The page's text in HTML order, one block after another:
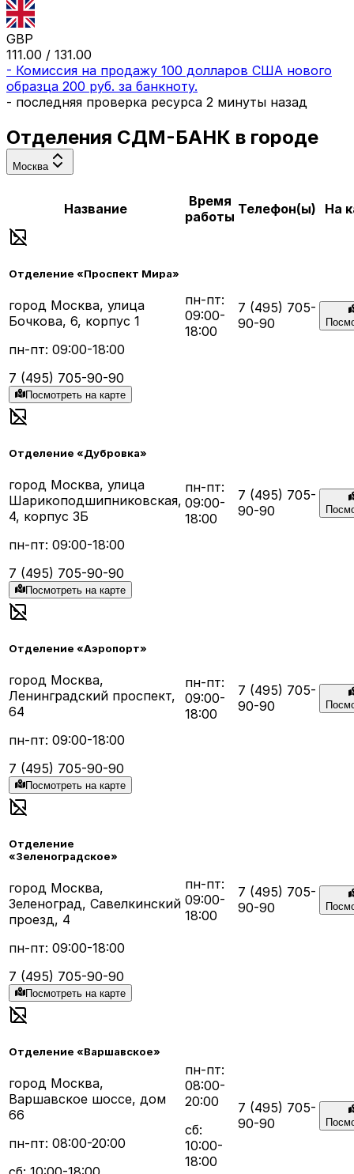
GBP
111.00 / 131.00
- Комиссия на продажу 100 долларов США нового
образца 200 руб. за банкноту.
- последняя проверка ресурса 2 минуты назад
Отделения СДМ-БАНК в городе
Москва
Название
Время
работы Телефон(ы) На
Отделение «Проспект Мира»
город Москва, улица
Бочкова, 6, корпус 1
пн-пт: 09:00-18:00
7 (495) 705-90-90
Посмотреть на карте
пн-пт:
09:00-
18:00
7 (495) 705-
90-90
Отделение «Дубровка»
город Москва, улица
Шарикоподшипниковская,
4, корпус 3Б
пн-пт: 09:00-18:00
7 (495) 705-90-90
Посмотреть на карте
пн-пт:
09:00-
18:00
7 (495) 705-
90-90
Отделение «Аэропорт»
город Москва,
Ленинградский проспект,
64
пн-пт: 09:00-18:00
7 (495) 705-90-90
Посмотреть на карте
пн-пт:
09:00-
18:00
7 (495) 705-
90-90
Отделение
«Зеленоградское»
город Москва,
Зеленоград, Савелкинский
проезд, 4
пн-пт: 09:00-18:00
7 (495) 705-90-90
Посмотреть на карте
пн-пт:
09:00-
18:00
7 (495) 705-
90-90
Отделение «Варшавское»
город Москва,
Варшавское шоссе, дом
66
пн-пт: 08:00-20:00
пн-пт:
08:00-
20:00
сб:
10:00-
18:00
7 (495) 705-
90-90